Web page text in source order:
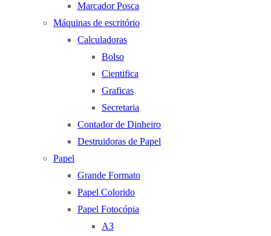
Marcador Posca
Máquinas de escritório
Calculadoras
Bolso
Cientifica
Graficas
Secretaria
Contador de Dinheiro
Destruidoras de Papel
Papel
Grande Formato
Papel Colorido
Papel Fotocópia
A3